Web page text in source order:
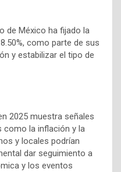
de México ha fijado la
como parte de sus
y estabilizar el tipo de
2025 muestra señales
como la inflación y la
y locales podrían
dar seguimiento a
y los eventos